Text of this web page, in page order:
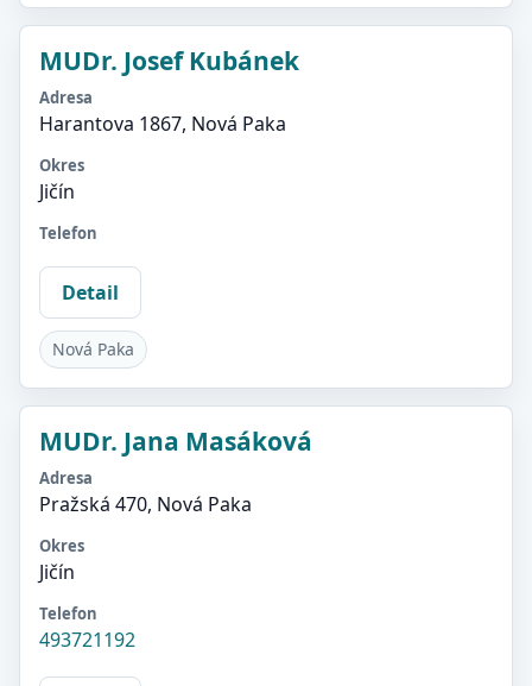
MUDr. Josef Kubánek
Adresa
Harantova 1867, Nová Paka
Okres
Jičín
Telefon
Detail
Nová Paka
MUDr. Jana Masáková
Adresa
Pražská 470, Nová Paka
Okres
Jičín
Telefon
493721192